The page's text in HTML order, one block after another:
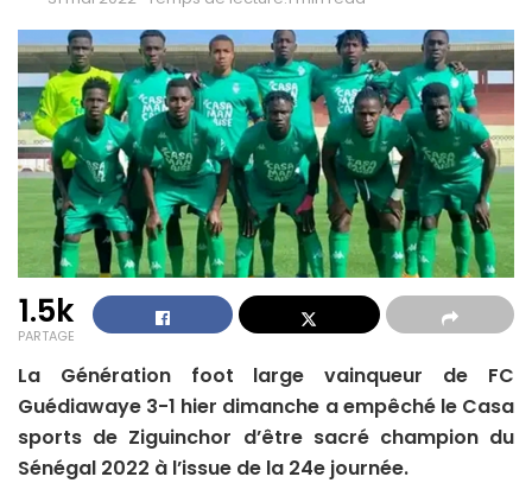
1.5k
PARTAGE
La Génération foot large vainqueur de FC
Guédiawaye 3-1 hier dimanche a empêché le Casa
sports de Ziguinchor d’être sacré champion du
Sénégal 2022 à l’issue de la 24e journée.